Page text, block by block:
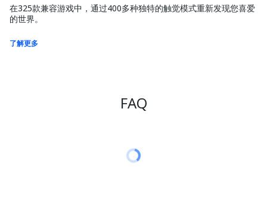
在325款兼容游戏中，通过400多种独特的触觉模式重新发现您喜爱
的世界。
了解更多
FAQ